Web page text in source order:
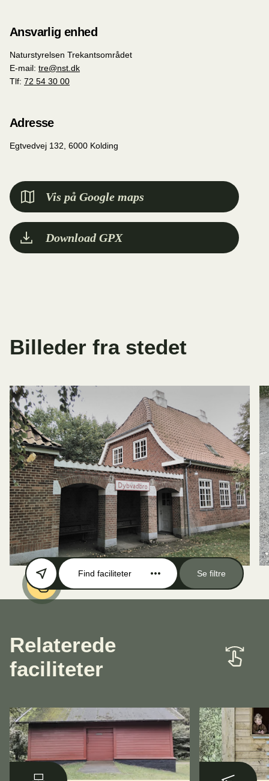
Ansvarlig enhed
Naturstyrelsen Trekantsområdet
E-mail: tre@nst.dk
Tlf: 72 54 30 00
Adresse
Egtvedvej 132, 6000 Kolding
Vis på Google maps
Download GPX
Billeder fra stedet
Find faciliteter Se filtre
Relaterede
faciliteter